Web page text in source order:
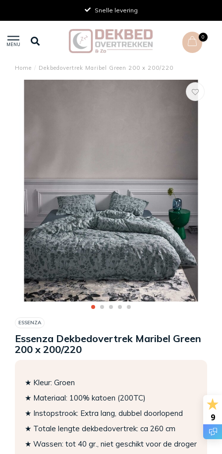
Snelle levering
MENU
0
Home / Dekbedovertrek Maribel Green 200 x 200/220
ESSENZA
Essenza Dekbedovertrek Maribel Green
200 x 200/220
★ Kleur: Groen
★ Materiaal: 100% katoen (200TC)
★ Instopstrook: Extra lang, dubbel doorlopend
★ Totale lengte dekbedovertrek: ca 260 cm
★ Wassen: tot 40 gr., niet geschikt voor de droger
9